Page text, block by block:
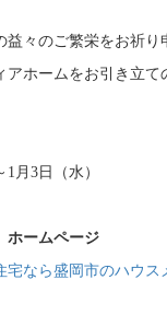
益々のご繁栄をお祈り
アホームをお引き立て
月3日（水）
ームページ
宅なら盛岡市のハウス